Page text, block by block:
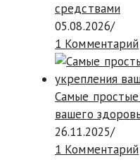
средствами
05.08.2026/
1 Комментарий
Самые
вашего
26.11.2025/
1 Комментарий